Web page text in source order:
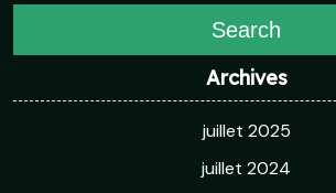
Search
Archives
juillet 2025
juillet 2024